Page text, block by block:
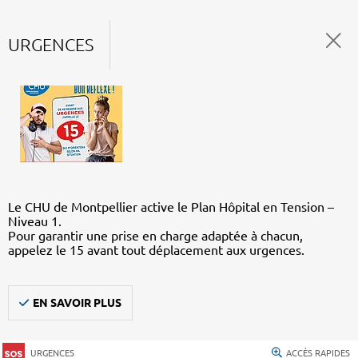
URGENCES
Le CHU de Montpellier active le Plan Hôpital en Tension –
Niveau 1.
Pour garantir une prise en charge adaptée à chacun,
appelez le 15 avant tout déplacement aux urgences.
EN SAVOIR PLUS
URGENCES ACCÈS RAPIDES